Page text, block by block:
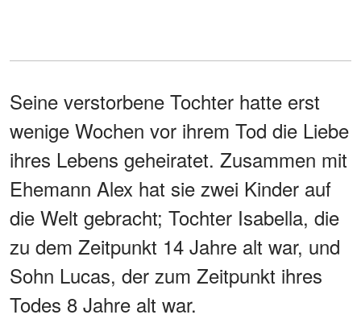
Seine verstorbene Tochter hatte erst
wenige Wochen vor ihrem Tod die Liebe
ihres Lebens geheiratet. Zusammen mit
Ehemann Alex hat sie zwei Kinder auf
die Welt gebracht; Tochter Isabella, die
zu dem Zeitpunkt 14 Jahre alt war, und
Sohn Lucas, der zum Zeitpunkt ihres
Todes 8 Jahre alt war.